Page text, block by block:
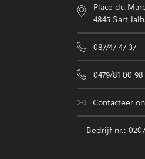
Place du
4845 Sart
087/47 47 37
0479/81 00 98
Contacteer
Bedrijf nr.: